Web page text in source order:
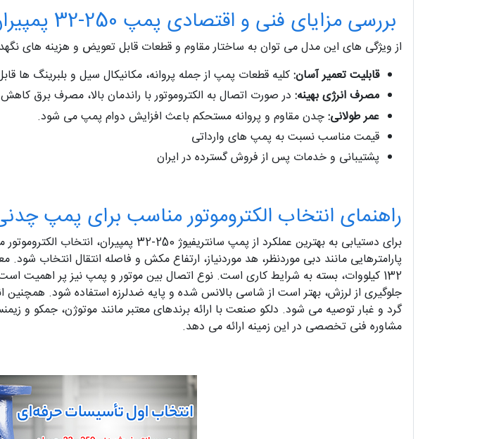
بررسی مزایای فنی و اقتصادی پمپ 250-32 پمپیران
از ویژگی های این مدل می توان به ساختار مقاوم و قطعات قابل تعویض و هزینه‌ های
قابلیت تعمیر آسان:کلیه قطعات پمپ از جمله پروانه، مکانیکال سیل و بلبرینگ‌ ها
مصرف انرژی بهینه: در صورت اتصال به الکتروموتور با راندمان بالا، مصرف برق
عمر طولانی:چدن مقاوم و پروانه مستحکم باعث افزایش دوام پمپ می‌ شود.
قیمت مناسب نسبت به پمپ‌ های وارداتی
پشتیبانی و خدمات پس از فروش گسترده در ایران
راهنمای انتخاب الکتروموتور مناسب برای پمپ چدنی 250-32
برای دستیابی به بهترین عملکرد از پمپ
132 کیلووات، بسته به شرایط کاری است. نوع اتصال بین موتور و پمپ نیز پر
مشاوره فنی تخصصی در این زمینه ارائه می‌ دهد.